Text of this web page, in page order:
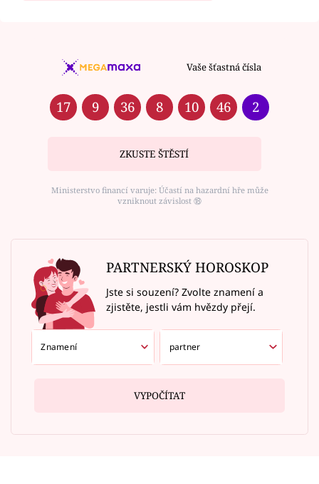
Vaše šťastná čísla
17 9 36 8 10 46 2
ZKUSTE ŠTĚSTÍ
Ministerstvo financí varuje: Účastí na hazardní hře může
vzniknout závislost ⑱
PARTNERSKÝ HOROSKOP
Jste si souzení? Zvolte znamení a
zjistěte, jestli vám hvězdy přejí.
VYPOČÍTAT